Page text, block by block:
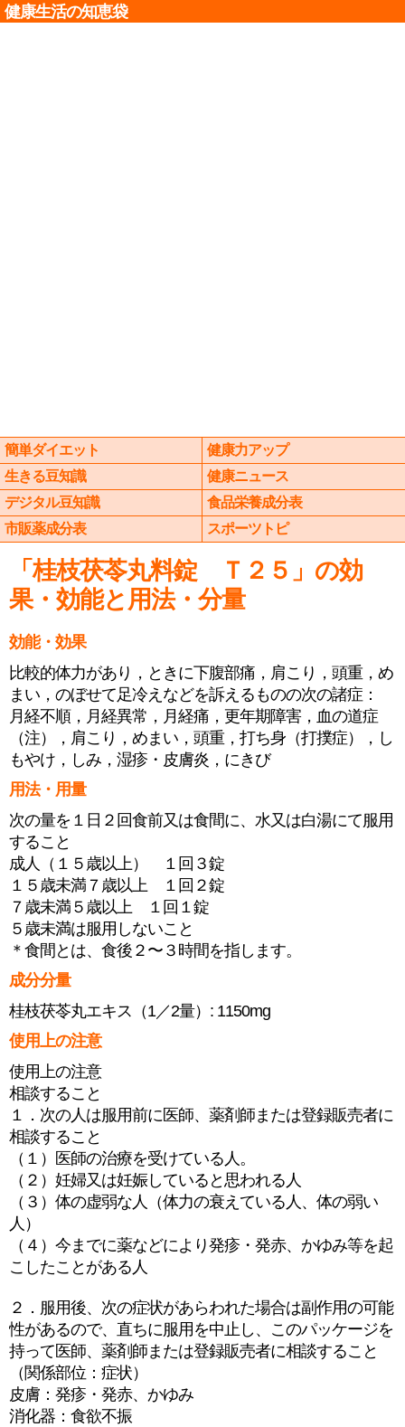
健康生活の知恵袋
簡単ダイエット
健康力アップ
生きる豆知識
健康ニュース
デジタル豆知識
食品栄養成分表
市販薬成分表
スポーツトピ
「桂枝茯苓丸料錠 Ｔ２５」の効
果・効能と用法・分量
効能・効果
比較的体力があり，ときに下腹部痛，肩こり，頭重，め
まい，のぼせて足冷えなどを訴えるものの次の諸症：
月経不順，月経異常，月経痛，更年期障害，血の道症
（注），肩こり，めまい，頭重，打ち身（打撲症），し
もやけ，しみ，湿疹・皮膚炎，にきび
用法・用量
次の量を１日２回食前又は食間に、水又は白湯にて服用
すること
成人（１５歳以上） １回３錠
１５歳未満７歳以上 １回２錠
７歳未満５歳以上 １回１錠
５歳未満は服用しないこと
＊食間とは、食後２〜３時間を指します。
成分分量
桂枝茯苓丸エキス（1／2量）: 1150mg
使用上の注意
使用上の注意
相談すること
１．次の人は服用前に医師、薬剤師または登録販売者に
相談すること
（１）医師の治療を受けている人。
（２）妊婦又は妊娠していると思われる人
（３）体の虚弱な人（体力の衰えている人、体の弱い
人）
（４）今までに薬などにより発疹・発赤、かゆみ等を起
こしたことがある人
２．服用後、次の症状があらわれた場合は副作用の可能
性があるので、直ちに服用を中止し、このパッケージを
持って医師、薬剤師または登録販売者に相談すること
（関係部位：症状）
皮膚：発疹・発赤、かゆみ
消化器：食欲不振